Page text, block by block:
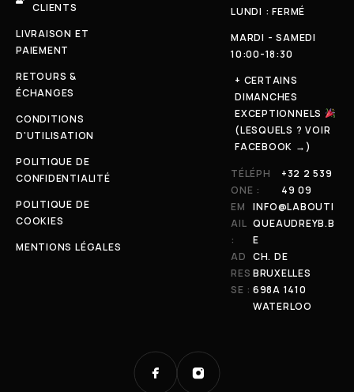
CLIENTS
LIVRAISON ET
PAIEMENT
RETOURS &
ÉCHANGES
CONDITIONS
D'UTILISATION
POLITIQUE DE
CONFIDENTIALITÉ
POLITIQUE DE
COOKIES
MENTIONS LÉGALES
LUNDI : FERMÉ
MARDI - SAMEDI
10:00-18:30
+ CERTAINS
DIMANCHES
EXCEPTIONNELS
(LESQUELS ? VOIR
FACEBOOK →)
TÉLÉPH
ONE :
+32 2 539
49 09
EM
AIL
:
INFO@LABOUTI
QUEAUDREYB.B
E
AD
RES
SE :
CH. DE
BRUXELLES
698A 1410
WATERLOO